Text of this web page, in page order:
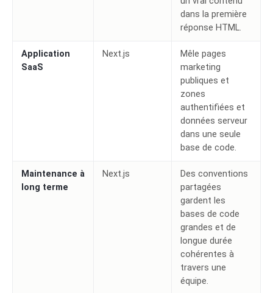
dans la première
réponse HTML.
Application
SaaS
Next.js
Mêle pages
marketing
publiques et
zones
authentifiées et
données serveur
dans une seule
base de code.
Maintenance à
long terme
Next.js
Des conventions
partagées
gardent les
bases de code
grandes et de
longue durée
cohérentes à
travers une
équipe.